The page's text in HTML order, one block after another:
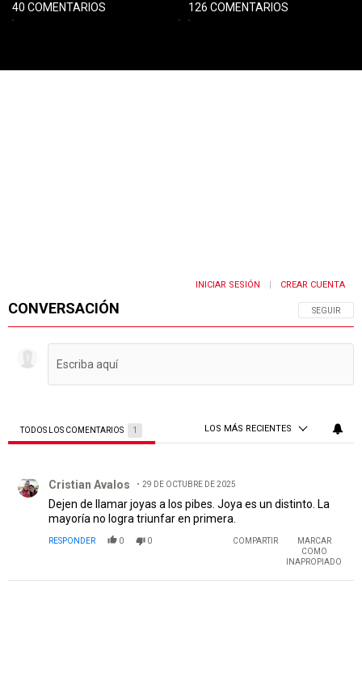
40 COMENTARIOS 126 COMENTARIOS
CONVERSACIÓN SIGA ESTA
SEGUIR
INICIAR SESIÓN CREAR CUENTA
TODOS LOS COMENTARIOS 1 LOS MÁS RECIENTES
Cristian Avalos 29 DE OCTUBRE DE 2025
Dejen de llamar joyas a los pibes. Joya es un distinto. La
mayoría no logra triunfar en primera.
RESPONDER 0 0 COMPARTIR
MARCAR
COMO
INAPROPIADO